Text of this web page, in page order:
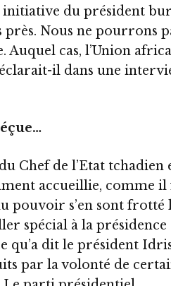
initiative du président
Nous ne pourrons
Auquel cas, l’Union
il dans une
Chef de l’Etat
accueillie, comme il
pouvoir s’en sont frotté
spécial à la présidence
qu’a dit le président
par la volonté de